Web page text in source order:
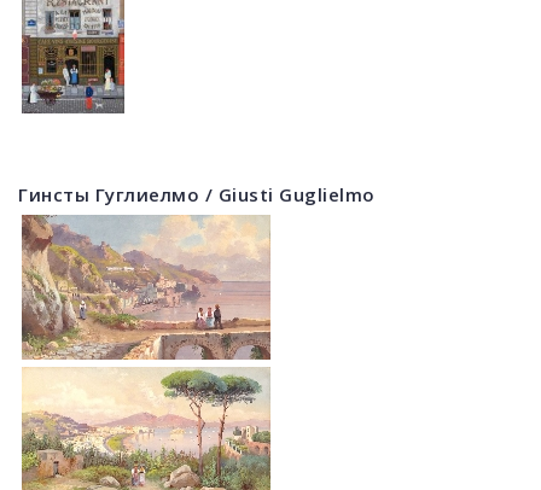
Гинсты Гуглиелмо / Giusti Guglielmo